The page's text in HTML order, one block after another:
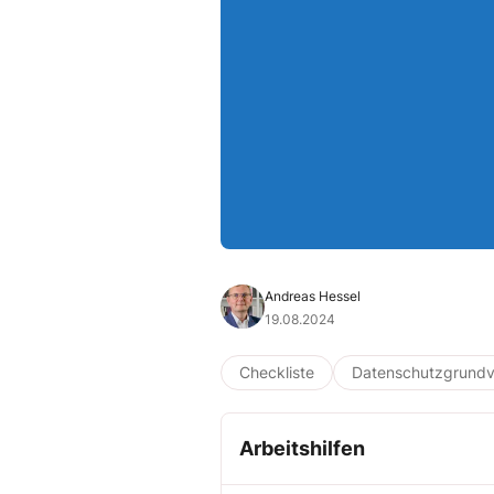
Andreas Hessel
19.08.2024
Checkliste
Arbeitshilfen